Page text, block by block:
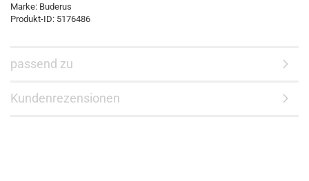
Marke: Buderus
Produkt-ID: 5176486
passend zu
Kundenrezensionen